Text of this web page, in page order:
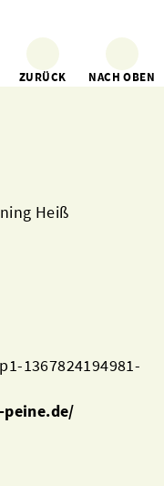
ZURÜCK NACH OBEN
Heiß
1367824194981-